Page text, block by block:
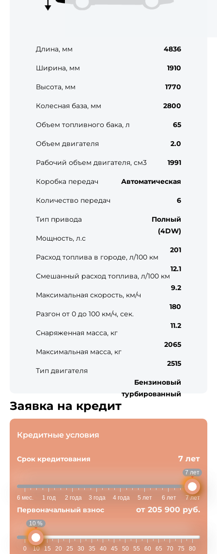
Длина, мм
Ширина, мм
Высота, мм
Колесная база, мм
Объем топливного бака, л
Объем двигателя
Рабочий объем двигателя, см3
Коробка передач
Количество передач
4836
1910
1770
2800
65
2.0
1991
Автоматическая
6
Тип привода
Мощность, л.с
Расход топлива в городе, л/100 км
Смешанный расход топлива, л/100 км
Максимальная скорость, км/ч
Разгон от 0 до 100 км/ч, сек.
Снаряженная масса, кг
Максимальная масса, кг
Тип двигателя
Полный
(4DW)
201
12.1
9.2
180
11.2
2065
2515
Бензиновый
турбированный
Заявка на кредит
Кредитные условия
Срок кредитования 7 лет
7 лет
6 мес. 1 год 2 года 3 года 4 года 5 лет 6 лет 7 лет
Первоначальный взнос от 205 900 руб.
10 %
0 10 15 20 25 30 35 40 45 50 55 60 65 70 75 80